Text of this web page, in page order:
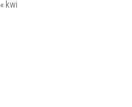
« kwi